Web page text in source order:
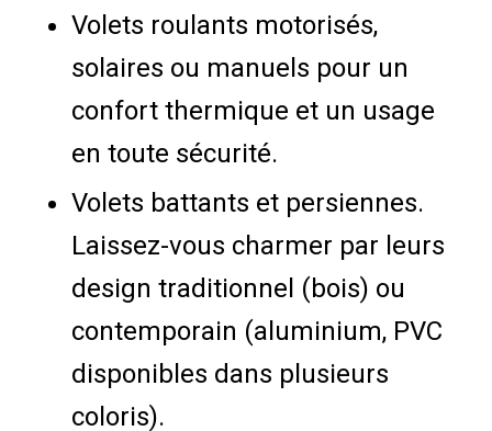
Volets roulants motorisés,
solaires ou manuels pour un
confort thermique et un usage
en toute sécurité.
Volets battants et persiennes.
Laissez-vous charmer par leurs
design traditionnel (bois) ou
contemporain (aluminium, PVC
disponibles dans plusieurs
coloris).